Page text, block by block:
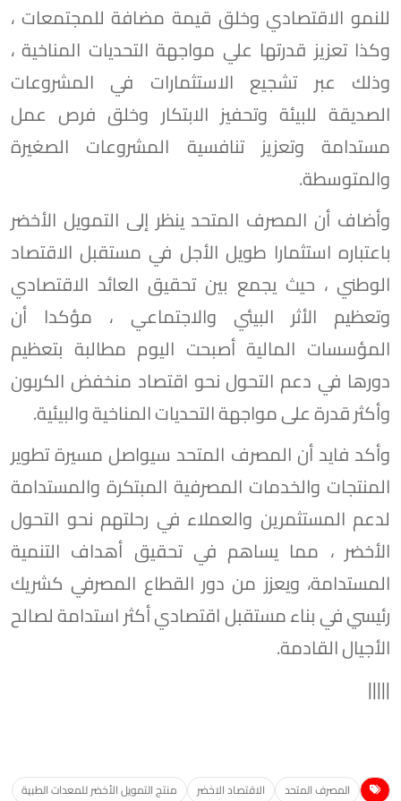
للنمو الاقتصادي وخلق قيمة مضافة للمجتمعات ،
وكذا تعزيز قدرتها علي مواجهة التحديات المناخية ،
وذلك عبر تشجيع الاستثمارات في المشروعات
الصديقة للبيئة وتحفيز الابتكار وخلق فرص عمل
مستدامة وتعزيز تنافسية المشروعات الصغيرة
والمتوسطة.
وأضاف أن المصرف المتحد ينظر إلى التمويل الأخضر
باعتباره استثمارا طويل الأجل في مستقبل الاقتصاد
الوطني ، حيث يجمع بين تحقيق العائد الاقتصادي
وتعظيم الأثر البيئي والاجتماعي ، مؤكدا أن
المؤسسات المالية أصبحت اليوم مطالبة بتعظيم
دورها في دعم التحول نحو اقتصاد منخفض الكربون
وأكثر قدرة على مواجهة التحديات المناخية والبيئية.
وأكد فايد أن المصرف المتحد سيواصل مسيرة تطوير
المنتجات والخدمات المصرفية المبتكرة والمستدامة
لدعم المستثمرين والعملاء في رحلتهم نحو التحول
الأخضر ، مما يساهم في تحقيق أهداف التنمية
المستدامة، ويعزز من دور القطاع المصرفي كشريك
رئيسي في بناء مستقبل اقتصادي أكثر استدامة لصالح
الأجيال القادمة.
|||||
المصرف المتحد الاقتصاد الاخضر منتج التمويل الأخضر للمعدات الطبية